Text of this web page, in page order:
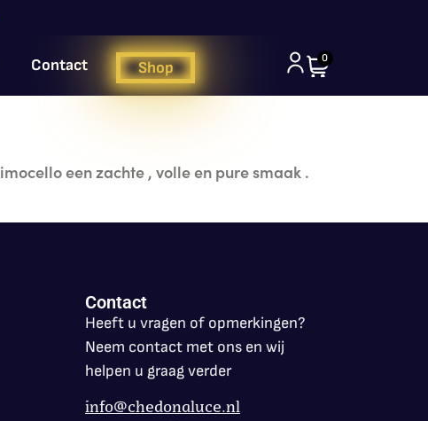
Contact Shop
0
een zachte , volle en pure smaak .
Contact
Heeft u vragen of opmerkingen?
Neem contact met ons en wij
helpen u graag verder
info@chedonaluce.nl